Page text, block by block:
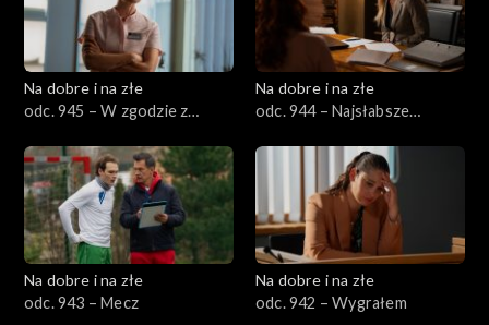
Na dobre i na złe
odc. 945 – W zgodzie z
Na dobre i na złe
odc. 944 – Najsłabsze
Na dobre i na złe
odc. 943 – Mecz
Na dobre i na złe
odc. 942 – Wygrałem